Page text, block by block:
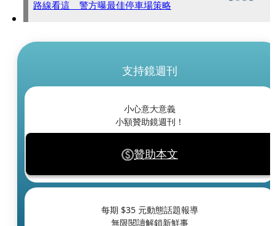
路線看這 警方曝最佳停車場策略
支持鏡週刊
小心意大意義
小額贊助鏡週刊！
贊助本文
每期 $35 元動態話題報導
無限閱讀解鎖新鮮事